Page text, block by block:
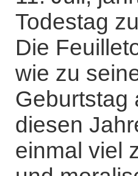
Todestag
Die
wie zu
Geburtstag
diesen
einmal viel